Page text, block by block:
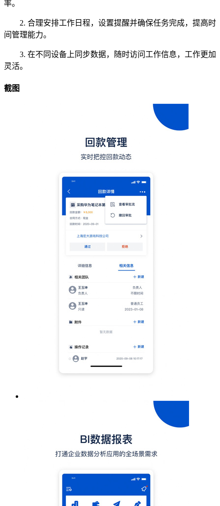
率。
2. 合理安排工作日程，设置提醒并确保任务完成，提高时
间管理能力。
3. 在不同设备上同步数据，随时访问工作信息，工作更加
灵活。
截图